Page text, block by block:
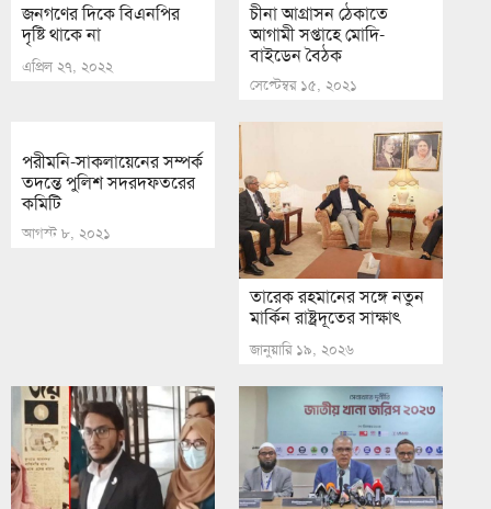
জনগণের দিকে বিএনপির
দৃষ্টি থাকে না
এপ্রিল ২৭, ২০২২
চীনা আগ্রাসন ঠেকাতে
আগামী সপ্তাহে মোদি-
বাইডেন বৈঠক
সেপ্টেম্বর ১৫, ২০২১
পরীমনি-সাকলায়েনের সম্পর্ক
তদন্তে পুলিশ সদরদফতরের
কমিটি
আগস্ট ৮, ২০২১
তারেক রহমানের সঙ্গে নতুন
মার্কিন রাষ্ট্রদূতের সাক্ষাৎ
জানুয়ারি ১৯, ২০২৬